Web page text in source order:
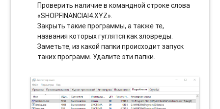
Проверить наличие в командной строке слова
«SHOPFINANCIAI4.XYZ».
Закрыть такие программы, а также те,
названия которых гуглятся как зловреды.
Заметьте, из какой папки происходит запуск
таких программ. Удалите эти папки.